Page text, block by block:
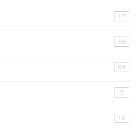
12
38
69
5
18